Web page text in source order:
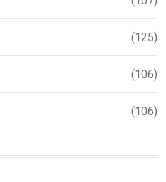
(125)
(106)
(106)